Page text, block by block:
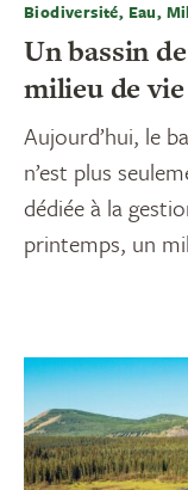
Biodiversité, Eau,
Un bassin
milieu de vie
Aujourd’hui, le
n’est plus
dédiée à la
printemps, un